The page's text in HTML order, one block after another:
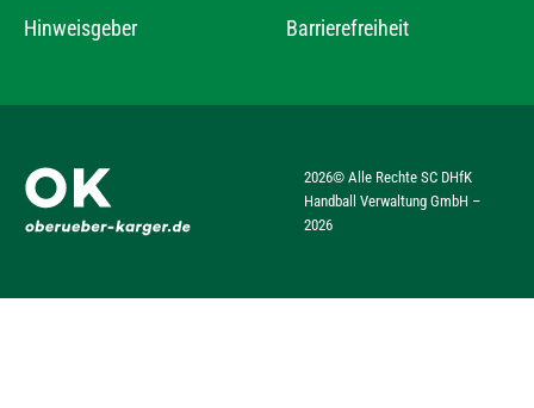
Hinweisgeber Barrierefreiheit
2026© Alle Rechte SC DHfK
Handball Verwaltung GmbH –
2026